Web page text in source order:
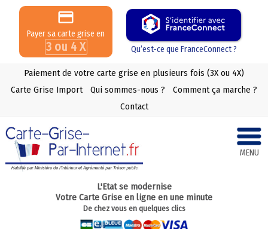
Payer sa carte grise en
3 ou 4 X Qu’est-ce que FranceConnect ?
Paiement de votre carte grise en plusieurs fois (3X ou 4X)
Carte Grise Import
Qui sommes-nous ?
Comment ça marche ?
Contact
MENU
L'Etat se modernise
Votre Carte Grise en ligne en une minute
De chez vous en quelques clics